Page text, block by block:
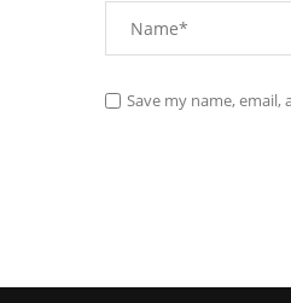
Save my name,